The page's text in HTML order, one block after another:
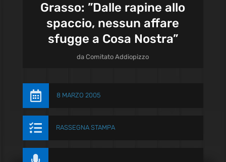
Grasso: ”Dalle rapine allo
spaccio, nessun affare
sfugge a Cosa Nostra”
daComitato Addiopizzo
 8 MARZO 2005
 RASSEGNA STAMPA